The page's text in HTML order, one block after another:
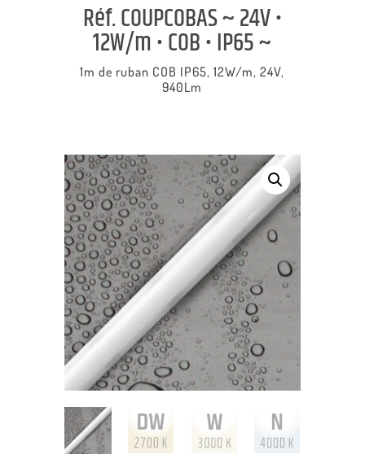
Réf. COUPCOBAS ~ 24V •
12W/m • COB • IP65 ~
1m de ruban COB IP65, 12W/m, 24V,
940Lm